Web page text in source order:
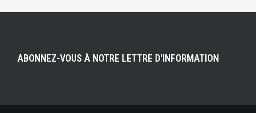
ABONNEZ-VOUS À NOTRE LETTRE D'INFORMATION